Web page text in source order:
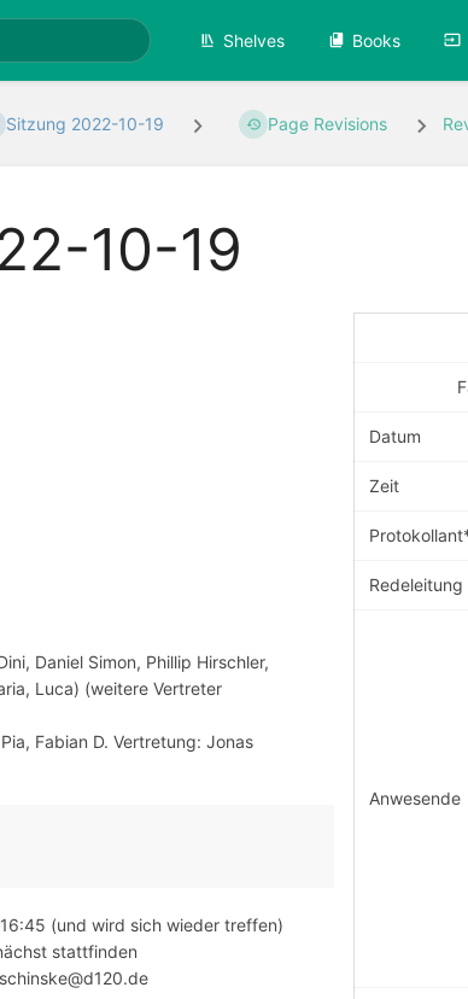
Shelves Books
Sitzung 2022-10-19 Page Revisions
10-19
Datum
Zeit
Redeleitung
Anwesende
Daniel Simon, Phillip Hirschler,
Luca) (weitere Vertreter
Fabian D. Vertretung: Jonas
(und wird sich wieder treffen)
stattfinden